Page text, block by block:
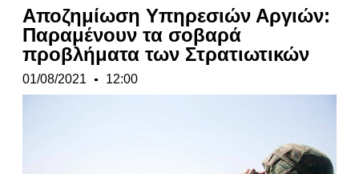
Αποζημίωση Υπηρεσιών Αργιών:
Παραμένουν τα σοβαρά
προβλήματα των Στρατιωτικών
01/08/2021 12:00